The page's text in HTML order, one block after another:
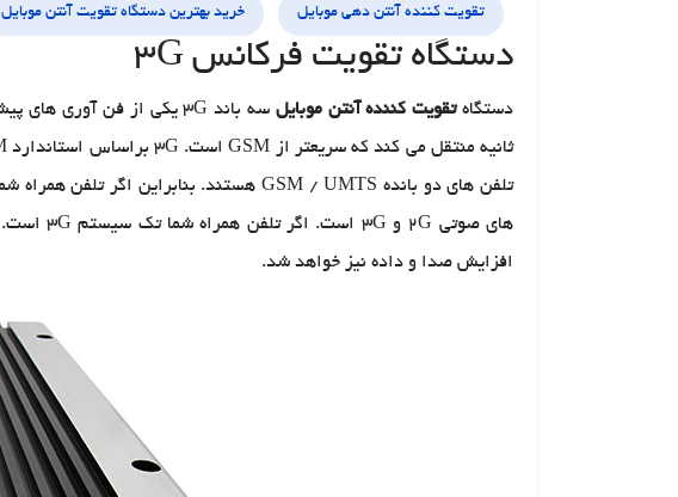
تقویت کننده آنتن دهی موبایل خرید بهترین دستگاه تقویت آنتن موبایل
دستگاه تقویت فرکانس 3G
دستگاهتقویت کننده آنتن موبایل
تلفن های دو بانده GSM / UMTS هستند. بنابراین اگر تلفن همراه شما با GSM / 3G سازگار است.
افزایش صدا و داده نیز خواهد شد.